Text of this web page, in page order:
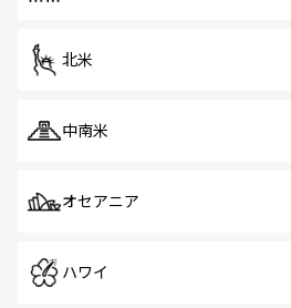
北米
中南米
オセアニア
ハワイ